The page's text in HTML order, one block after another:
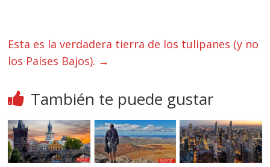
Esta es la verdadera tierra de los tulipanes (y no
los Países Bajos). →
También te puede gustar